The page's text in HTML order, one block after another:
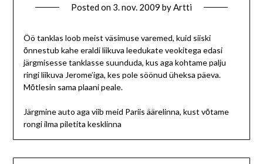
Posted on 3. nov. 2009 byArtti
Öö tanklas loob meist väsimuse varemed, kuid siiski
ōnnestub kahe eraldi liikuva leedukate veokitega edasi
järgmisesse tanklasse suunduda, kus aga kohtame palju
ringi liikuva Jerome’iga, kes pole söönud üheksa päeva.
Mōtlesin sama plaani peale.
Järgmine auto aga viib meid Pariis äärelinna, kust vōtame
rongi ilma piletita kesklinna